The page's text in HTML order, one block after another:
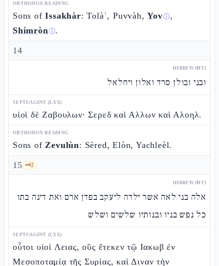
ORTHODOX READING
Sons ofIssakhàr: Tolàʿ, Puvvàh,Yovⓘ,
Shimrònⓘ.
14
HEBREW (MT)
ובני זבולן סרד ואלון ויחלאל
SEPTUAGINT (LXX)
υἱοὶ δὲ Ζαβουλων· Σερεδ καὶ Αλλων καὶ Αλοηλ.
ORTHODOX READING
Sons ofZevulùn: Sèred, Elòn, Yachleèl.
15 🗝️2
HEBREW (MT)
אלה בני לאה אשר ילדה ליעקב בפדן ארם ואת דינה בתו
כל נפש בניו ובנותיו שלשים ושלש
SEPTUAGINT (LXX)
οὗτοι υἱοὶ Λειας, οὓς ἔτεκεν τῷ Ιακωβ ἐν
Μεσοποταμίᾳ τῆς Συρίας, καὶ Διναν τὴν